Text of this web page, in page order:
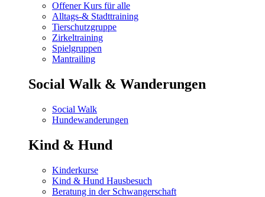
Offener Kurs für alle
Alltags-& Stadttraining
Tierschutzgruppe
Zirkeltraining
Spielgruppen
Mantrailing
Social Walk & Wanderungen
Social Walk
Hundewanderungen
Kind & Hund
Kinderkurse
Kind & Hund Hausbesuch
Beratung in der Schwangerschaft